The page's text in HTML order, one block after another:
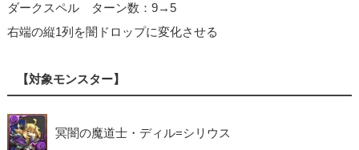
ダークスペル ターン数：9→5
右端の縦1列を闇ドロップに変化させる
【対象モンスター】
冥闇の魔道士・ディル=シリウス